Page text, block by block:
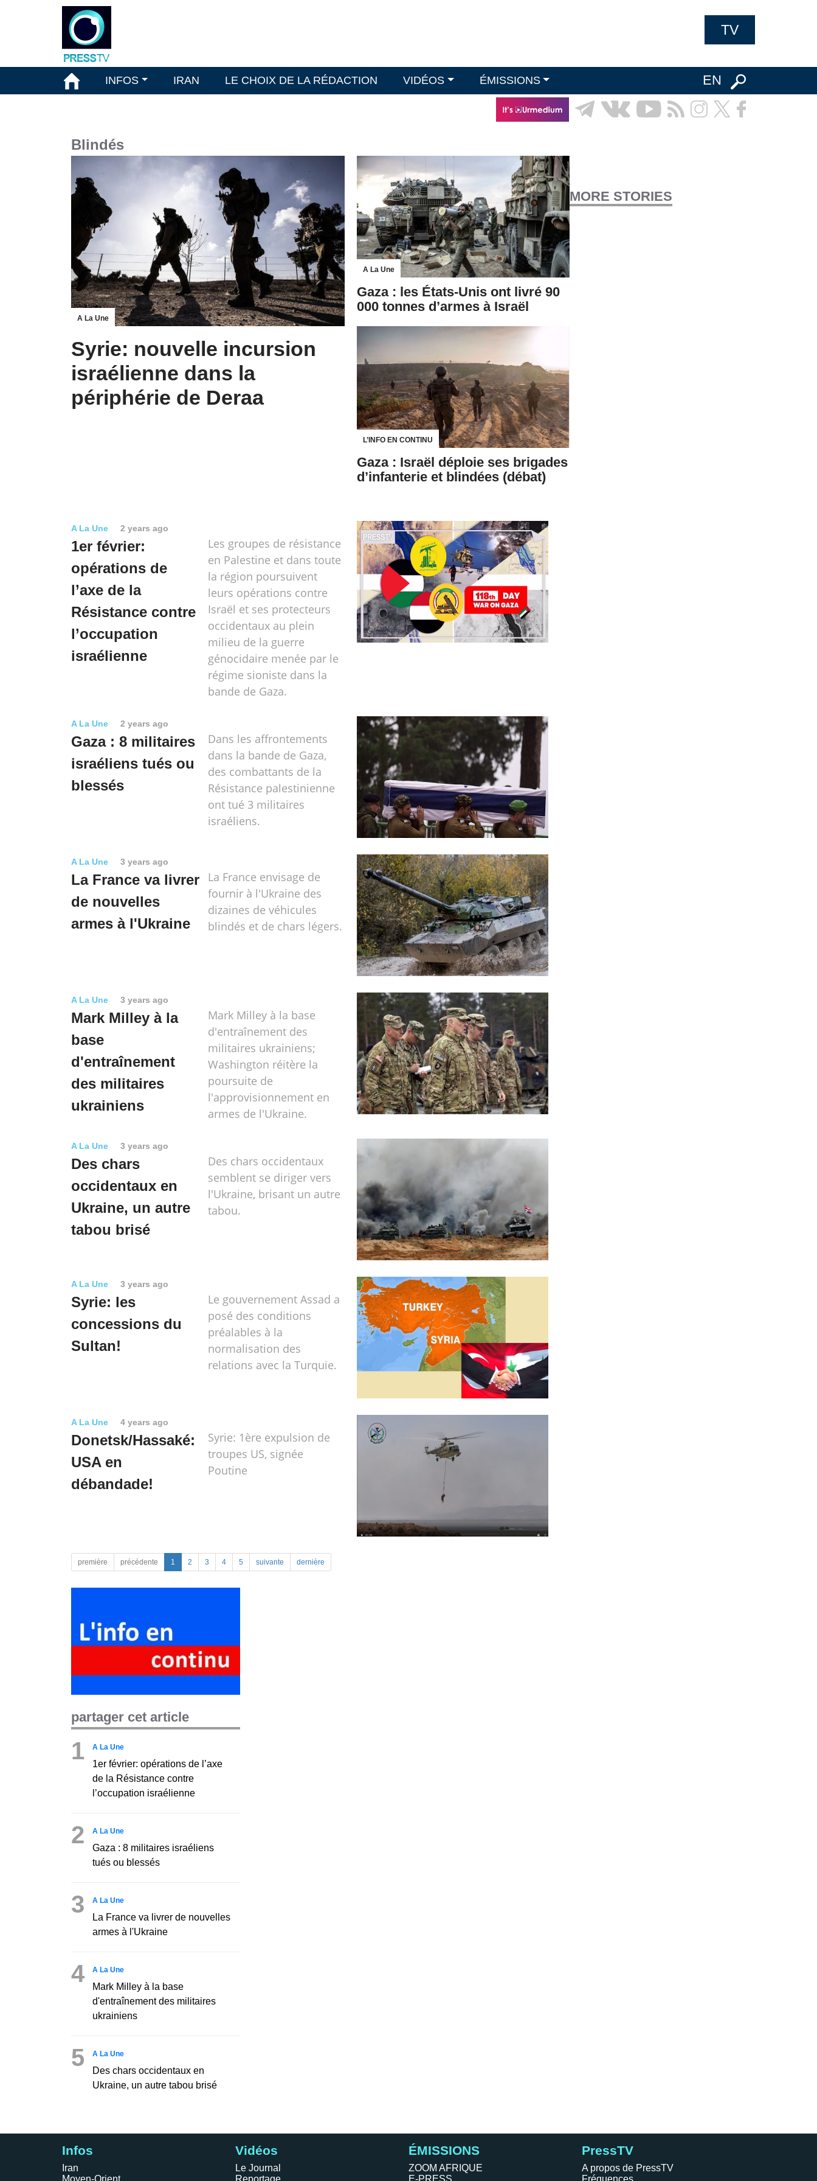
TV
INFOS IRAN LE CHOIX DE LA RÉDACTION VIDÉOS ÉMISSIONS EN
Blindés
A La Une
Syrie: nouvelle incursion
israélienne dans la
périphérie de Deraa
A La Une
Gaza : les États-Unis ont livré 90
000 tonnes d’armes à Israël
L’INFO EN CONTINU
Gaza : Israël déploie ses brigades
d’infanterie et blindées (débat)
MORE STORIES
A La Une 2 years ago
1er février:
opérations de
l’axe de la
Résistance contre
l’occupation
israélienne
Les groupes de résistance
en Palestine et dans toute
la région poursuivent
leurs opérations contre
Israël et ses protecteurs
occidentaux au plein
milieu de la guerre
génocidaire menée par le
régime sioniste dans la
bande de Gaza.
A La Une 2 years ago
Gaza : 8 militaires
israéliens tués ou
blessés
Dans les affrontements
dans la bande de Gaza,
des combattants de la
Résistance palestinienne
ont tué 3 militaires
israéliens.
A La Une 3 years ago
La France va livrer
de nouvelles
armes à l'Ukraine
La France envisage de
fournir à l'Ukraine des
dizaines de véhicules
blindés et de chars légers.
A La Une 3 years ago
Mark Milley à la
base
d'entraînement
des militaires
ukrainiens
Mark Milley à la base
d'entraînement des
militaires ukrainiens;
Washington réitère la
poursuite de
l'approvisionnement en
armes de l'Ukraine.
A La Une 3 years ago
Des chars
occidentaux en
Ukraine, un autre
tabou brisé
Des chars occidentaux
semblent se diriger vers
l'Ukraine, brisant un autre
tabou.
A La Une 3 years ago
Syrie: les
concessions du
Sultan!
Le gouvernement Assad a
posé des conditions
préalables à la
normalisation des
relations avec la Turquie.
A La Une 4 years ago
Donetsk/Hassaké:
USA en
débandade!
Syrie: 1ère expulsion de
troupes US, signée
Poutine
première précédente 1 2 3 4 5 suivante dernière
partager cet article
1 A La Une
1er février: opérations de l’axe
de la Résistance contre
l’occupation israélienne
2 A La Une
Gaza : 8 militaires israéliens
tués ou blessés
3 A La Une
La France va livrer de nouvelles
armes à l'Ukraine
4 A La Une
Mark Milley à la base
d'entraînement des militaires
ukrainiens
5 A La Une
Des chars occidentaux en
Ukraine, un autre tabou brisé
Infos
Iran
Moyen-Orient
Vidéos
Le Journal
Reportage
ÉMISSIONS
ZOOM AFRIQUE
E-PRESS
PressTV
A propos de PressTV
Fréquences